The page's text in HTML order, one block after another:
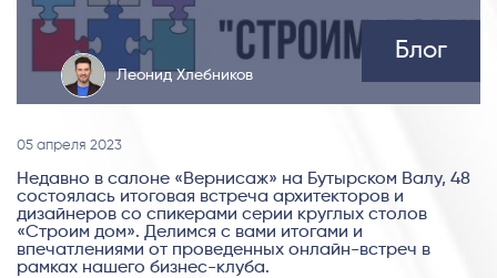
Леонид Хлебников
Блог
05 апреля 2023
Недавно в салоне «Вернисаж» на Бутырском Валу, 48
состоялась итоговая встреча архитекторов и
дизайнеров со спикерами серии круглых столов
«Строим дом». Делимся с вами итогами и
впечатлениями от проведенных онлайн-встреч в
рамках нашего бизнес-клуба.